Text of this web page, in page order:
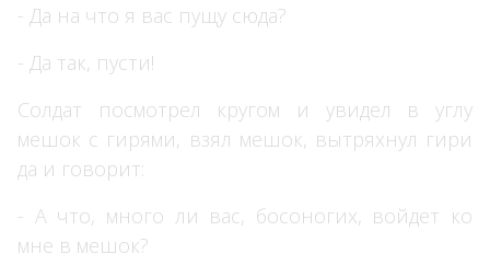
- Да на что я вас пущу сюда?
- Да так, пусти!
Солдат посмотрел кругом и увидел в углу
мешок с гирями, взял мешок, вытряхнул гири
да и говорит:
- А что, много ли вас, босоногих, войдет ко
мне в мешок?